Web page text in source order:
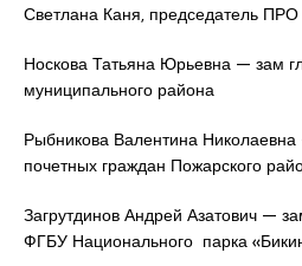
Светлана Каня, председатель
Носкова Татьяна Юрьевна — зам
муниципального района
Рыбникова Валентина
почетных граждан Пожарского
Загрутдинов Андрей Азатович —
ФГБУ Национального парка